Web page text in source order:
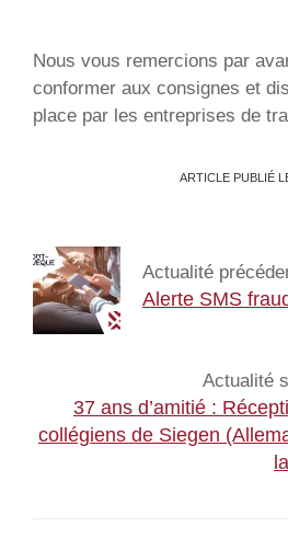
Nous vous remercions par
conformer aux consignes et
place par les entreprises de
ARTICLE PUBLIÉ
Actualité
Alerte SMS
Actualité
37 ans d’amitié :
collégiens de Siegen